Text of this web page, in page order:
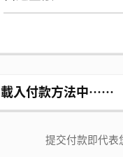
載入付款方法中⋯⋯
提交付款即代